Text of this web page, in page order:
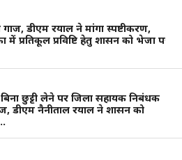
गाज, डीएम रयाल ने मांगा स्पष्टीकरण,
में प्रतिकूल प्रविष्टि हेतु शासन को भेजा पत्र
छुट्टी लेने पर जिला सहायक निबंधक
डीएम नैनीताल रयाल ने शासन को